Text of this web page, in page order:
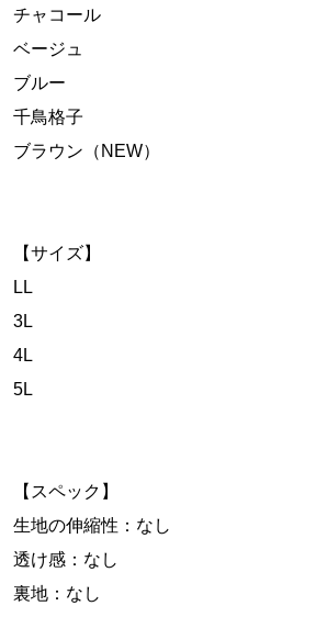
チャコール
ベージュ
ブルー
千鳥格子
ブラウン（NEW）
【サイズ】
LL
3L
4L
5L
【スペック】
生地の伸縮性：なし
透け感：なし
裏地：なし